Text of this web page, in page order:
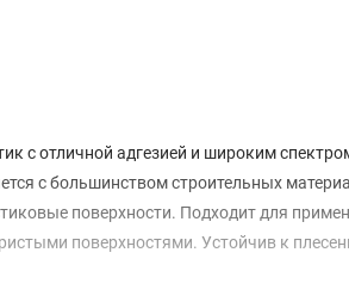
с отличной адгезией и широким
с большинством строительных
поверхности. Подходит для
поверхностями. Устойчив к